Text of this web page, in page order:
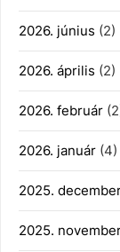
2026. június (2)
2026. április (2)
2026. február
2026. január (4)
2025.
2025.